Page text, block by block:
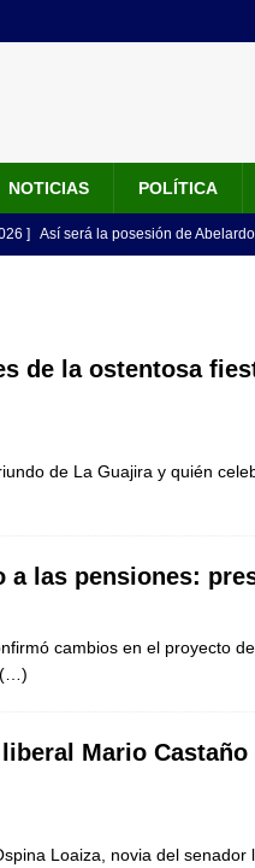
NOTICIAS POLÍTICA
] Así será la posesión de
]
civil” desde el Congreso LO
]
simbolismo y el arte de un sastre
]
la Arena USC LO ÚLTIMO
de la ostentosa
de La Guajira y quién
a las pensiones:
cambios en el proyecto
(…)
Mario
Loaiza, novia del